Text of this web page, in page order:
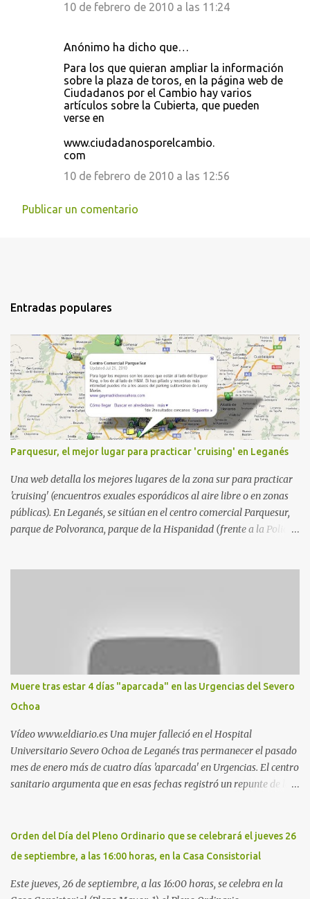
10 de febrero de 2010 a las 11:24
Anónimo ha dicho que…
Para los que quieran ampliar la información
sobre la plaza de toros, en la página web de
Ciudadanos por el Cambio hay varios
artículos sobre la Cubierta, que pueden
verse en
www.ciudadanosporelcambio.
com
10 de febrero de 2010 a las 12:56
Publicar un comentario
Entradas populares
Parquesur, el mejor lugar para practicar 'cruising' en Leganés
Una web detalla los mejores lugares de la zona sur para practicar
'cruising' (encuentros exuales esporádicos al aire libre o en zonas
públicas). En Leganés, se sitúan en el centro comercial Parquesur,
parque de Polvoranca, parque de la Hispanidad (frente a la Policía
estadio municipal de Butarque) y caminos entre el estadio y Plaza
Nueva. Otro lugar: Escombrera de Polvoranca, entre Leganés y
Móstoles También en el parque de la Hispanidad, situado frente a
la Policía Local de Leganés de la calle Chile, 1, y junto al
cementerio de Butarque". Más información
Muere tras estar 4 días "aparcada" en las Urgencias del Severo
Ochoa
Vídeo www.eldiario.es Una mujer falleció en el Hospital
Universitario Severo Ochoa de Leganés tras permanecer el pasado
mes de enero más de cuatro días 'aparcada' en Urgencias. El centro
sanitario argumenta que en esas fechas registró un repunte de las
arritmia y agravamiento de su dolencia por culpa de un resfriado.
Por ello, la ingresaron a finales del año pasado en el Hospital
cama, en el pasillo, sin mantas y sin poder descansar. Su hija, que
Orden del Día del Pleno Ordinario que se celebrará el jueves 26
de septiembre, a las 16:00 horas, en la Casa Consistorial
Este jueves, 26 de septiembre, a las 16:00 horas, se celebra en la